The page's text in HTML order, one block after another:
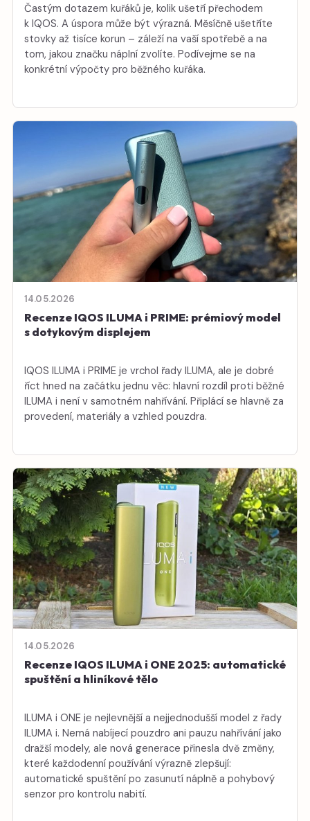
Častým dotazem kuřáků je, kolik ušetří přechodem
k IQOS. A úspora může být výrazná. Měsíčně ušetříte
stovky až tisíce korun – záleží na vaší spotřebě a na
tom, jakou značku náplní zvolíte. Podívejme se na
konkrétní výpočty pro běžného kuřáka.
14.05.2026
Recenze IQOS ILUMA i PRIME: prémiový model
s dotykovým displejem
IQOS ILUMA i PRIME je vrchol řady ILUMA, ale je dobré
říct hned na začátku jednu věc: hlavní rozdíl proti běžné
ILUMA i není v samotném nahřívání. Připlácí se hlavně za
provedení, materiály a vzhled pouzdra.
14.05.2026
Recenze IQOS ILUMA i ONE 2025: automatické
spuštění a hliníkové tělo
ILUMA i ONE je nejlevnější a nejjednodušší model z řady
ILUMA i. Nemá nabíjecí pouzdro ani pauzu nahřívání jako
dražší modely, ale nová generace přinesla dvě změny,
které každodenní používání výrazně zlepšují:
automatické spuštění po zasunutí náplně a pohybový
senzor pro kontrolu nabití.